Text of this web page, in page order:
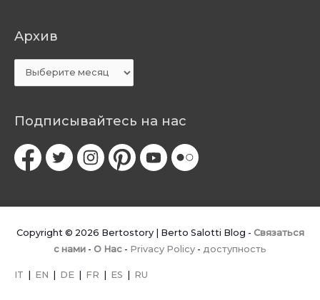
Aрхив
Aрхив
Подписывайтесь на нас
Copyright © 2026 Bertostory | Berto Salotti Blog - Связаться
с нами - O Hac - Privacy Policy - доступность
IT EN DE FR ES RU